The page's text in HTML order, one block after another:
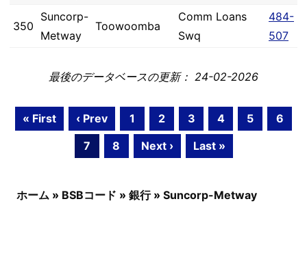
350
Suncorp-
Metway
Toowoomba
Comm Loans
Swq
484-
507
最後のデータベースの更新： 24-02-2026
« First ‹ Prev 1 2 3 4 5
6
7
8 Next › Last »
ホーム » BSBコード » 銀行» Suncorp-Metway